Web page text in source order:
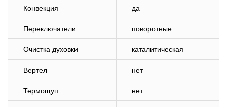
Конвекция да
Переключатели поворотные
Очистка духовки каталитическая
Вертел нет
Термощуп нет